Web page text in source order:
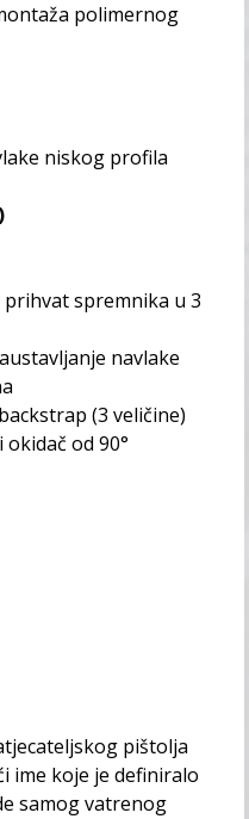
polimernog
niskog profila
spremnika u 3
navlake
(3 veličine)
od 90°
pištolja
ime koje je definiralo
samog vatrenog